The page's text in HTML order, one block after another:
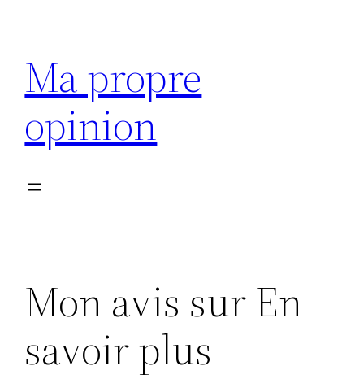
contenu
Ma propre
opinion
Mon avis sur En
savoir plus